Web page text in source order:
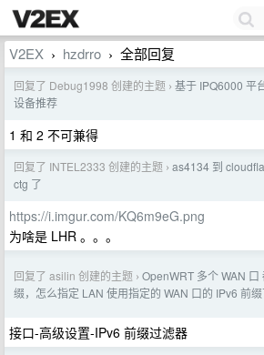
V2EX › hzdrro › 全部回复
回复了 Debug1998 创建的主题 › 基于 IPQ6000 平
设备推荐
1 和 2 不可兼得
回复了 INTEL2333 创建的主题 › as4134 到
ctg 了
https://i.imgur.com/KQ6m9eG.png
为啥是 LHR 。。。
回复了 asilin 创建的主题 › OpenWRT 多个 WAN 口
缀，怎么指定 LAN 使用指定的 WAN 口的 IPv6 前缀
接口-高级设置-IPv6 前缀过滤器